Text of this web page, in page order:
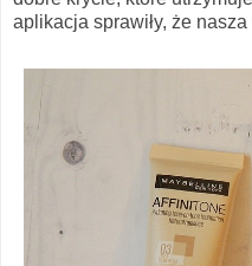
aplikacja sprawiły, że